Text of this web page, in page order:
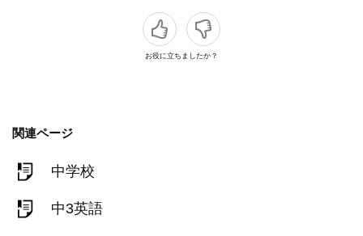
お役に立ちましたか？
関連ページ
中学校
中3英語